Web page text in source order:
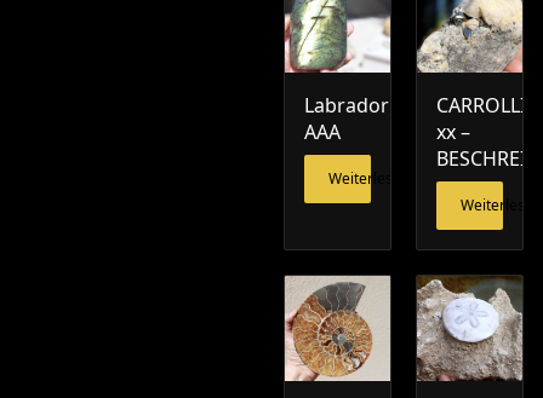
Labradorit
AAA
Weiterlesen
CARROLLIT
xx –
Weiterlesen